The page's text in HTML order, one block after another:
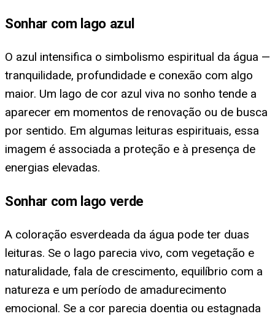
Sonhar com lago azul
O azul intensifica o simbolismo espiritual da água —
tranquilidade, profundidade e conexão com algo
maior. Um lago de cor azul viva no sonho tende a
aparecer em momentos de renovação ou de busca
por sentido. Em algumas leituras espirituais, essa
imagem é associada a proteção e à presença de
energias elevadas.
Sonhar com lago verde
A coloração esverdeada da água pode ter duas
leituras. Se o lago parecia vivo, com vegetação e
naturalidade, fala de crescimento, equilíbrio com a
natureza e um período de amadurecimento
emocional. Se a cor parecia doentia ou estagnada